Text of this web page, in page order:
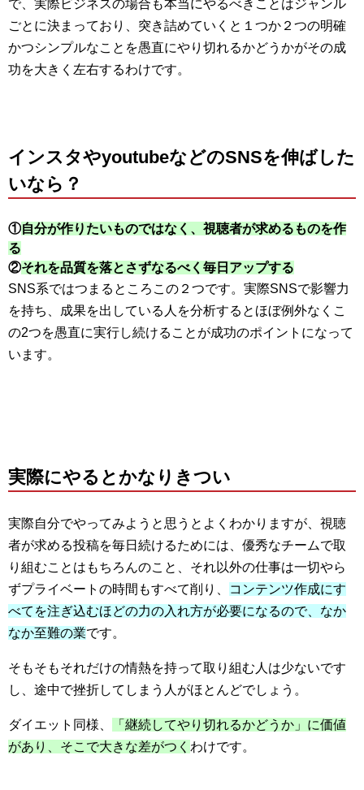
で、実際ビジネスの場合も本当にやるべきことはジャンル
ごとに決まっており、突き詰めていくと１つか２つの明確
かつシンプルなことを愚直にやり切れるかどうかがその成
功を大きく左右するわけです。
インスタやyoutubeなどのSNSを伸ばした
いなら？
①自分が作りたいものではなく、視聴者が求めるものを作
る
②それを品質を落とさずなるべく毎日アップする
SNS系ではつまるところこの２つです。実際SNSで影響力
を持ち、成果を出している人を分析するとほぼ例外なくこ
の2つを愚直に実行し続けることが成功のポイントになって
います。
実際にやるとかなりきつい
実際自分でやってみようと思うとよくわかりますが、視聴
者が求める投稿を毎日続けるためには、優秀なチームで取
り組むことはもちろんのこと、それ以外の仕事は一切やら
ずプライベートの時間もすべて削り、
コンテンツ作成にす
べてを注ぎ込むほどの力の入れ方が必要になるので、なか
なか至難の業です。
そもそもそれだけの情熱を持って取り組む人は少ないです
し、途中で挫折してしまう人がほとんどでしょう。
ダイエット同様、
「継続してやり切れるかどうか」に価値
があり、そこで大きな差がつく わけです。